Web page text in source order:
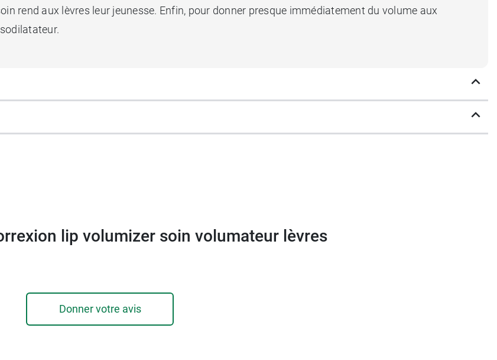
rend aux lèvres leur jeunesse. Enfin, pour donner presque immédiatement du volume aux
des yeux Roc Retinol Correxion.
lip volumizer soin volumateur lèvres
Donner votre avis